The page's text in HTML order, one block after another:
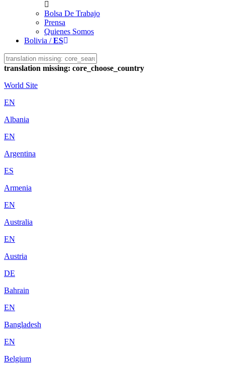
Bolsa De Trabajo
Prensa
Quienes Somos
Bolivia /ES
translation missing: core_choose_country
World Site
EN
Albania
EN
Argentina
ES
Armenia
EN
Australia
EN
Austria
DE
Bahrain
EN
Bangladesh
EN
Belgium